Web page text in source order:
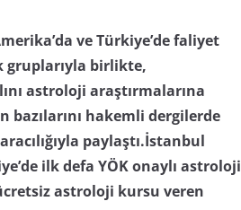
ve Türkiye’de faliyet
birlikte,
astroloji araştırmalarına
bazılarını hakemli dergilerde
paylaştı.İstanbul
ilk defa YÖK onaylı astroloji
astroloji kursu veren